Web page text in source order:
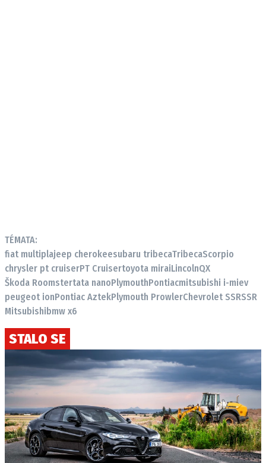
TÉMATA:
fiat multiplajeep cherokeesubaru tribecaTribecaScorpio
chrysler pt cruiserPT Cruisertoyota miraiLincolnQX
Škoda Roomstertata nanoPlymouthPontiacmitsubishi i-miev
peugeot ionPontiac AztekPlymouth ProwlerChevrolet SSRSSR
Mitsubishibmw x6
STALO SE